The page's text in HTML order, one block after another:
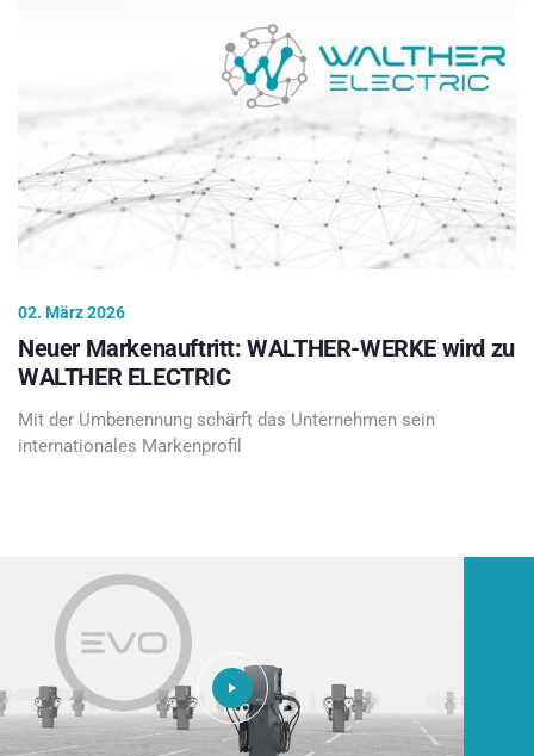
02. März 2026
Neuer Markenauftritt: WALTHER-WERKE wird zu
WALTHER ELECTRIC
Mit der Umbenennung schärft das Unternehmen sein
internationales Markenprofil